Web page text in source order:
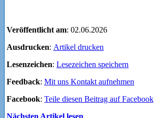
Veröffentlicht am: 02.06.2026
Ausdrucken: Artikel drucken
Lesenzeichen: Lesezeichen speichern
Feedback: Mit uns Kontakt aufnehmen
Facebook: Teile diesen Beitrag auf Facebook
Nächsten Artikel lesen